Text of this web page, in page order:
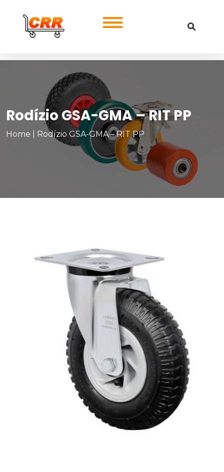
Rodízio GSA-GMA – RIT PP
Home Rodízio GSA-GMA – RIT PP